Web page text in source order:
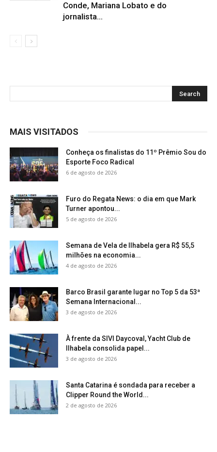
Conde, Mariana Lobato e do
jornalista...
MAIS VISITADOS
Conheça os finalistas do 11º Prêmio Sou do
Esporte Foco Radical
6 de agosto de 2026
Furo do Regata News: o dia em que Mark
Turner apontou...
5 de agosto de 2026
Semana de Vela de Ilhabela gera R$ 55,5
milhões na economia...
4 de agosto de 2026
Barco Brasil garante lugar no Top 5 da 53ª
Semana Internacional...
3 de agosto de 2026
À frente da SIVI Daycoval, Yacht Club de
Ilhabela consolida papel...
3 de agosto de 2026
Santa Catarina é sondada para receber a
Clipper Round the World...
2 de agosto de 2026